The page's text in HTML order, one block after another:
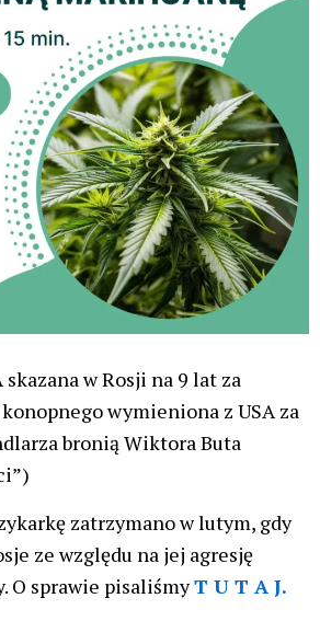
w Rosji na 9 lat za
wymieniona z USA za
bronią Wiktora Buta
zatrzymano w lutym, gdy
ze względu na jej agresję
O sprawie pisaliśmyT U T A J.